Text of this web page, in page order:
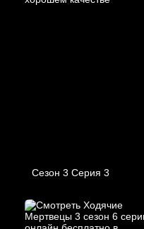
Сезон 3 Серия 3